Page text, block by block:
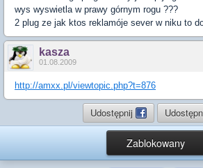
wys wyswietla w prawy górnym rogu ???
2 plug ze jak ktos reklamóje sever w niku to
kasza
01.08.2009
http://amxx.pl/viewtopic.php?t=876
Udostępnij
Zablokowany